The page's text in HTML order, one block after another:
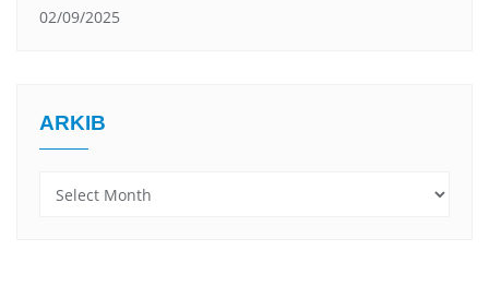
02/09/2025
ARKIB
Arkib